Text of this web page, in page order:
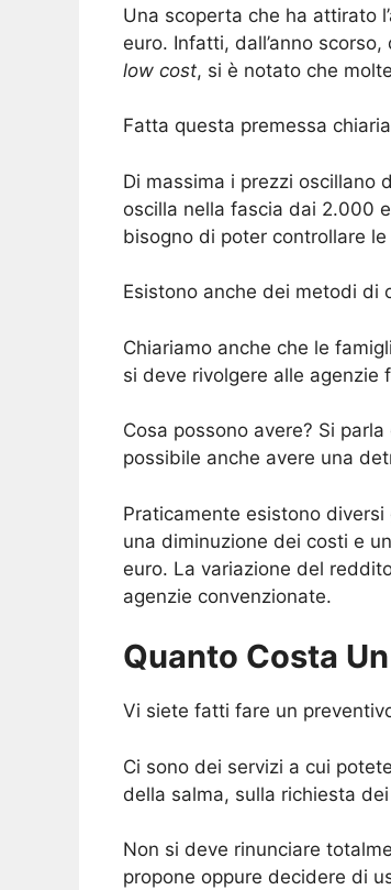
Una scoperta che ha attirato
euro. Infatti, dall’anno
low cost, si è notato che
Fatta questa premessa
Di massima i prezzi oscillano
oscilla nella fascia dai 2.000
bisogno di poter controllare
Esistono anche dei metodi di
Chiariamo anche che le
si deve rivolgere alle agenzie
Cosa possono avere? Si
possibile anche avere una
Praticamente esistono
una diminuzione dei costi e
euro. La variazione del
agenzie convenzionate.
Quanto Costa
Vi siete fatti fare un
Ci sono dei servizi a cui
della salma, sulla richiesta
Non si deve rinunciare
propone oppure decidere di